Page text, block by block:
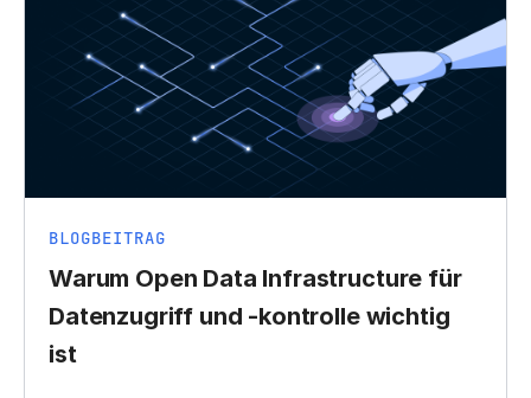
BLOGBEITRAG
Warum Open Data Infrastructure für
Datenzugriff und -kontrolle wichtig
ist